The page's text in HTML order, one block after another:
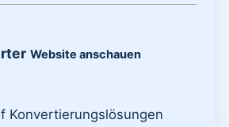
Website anschauen
Konvertierungslösungen